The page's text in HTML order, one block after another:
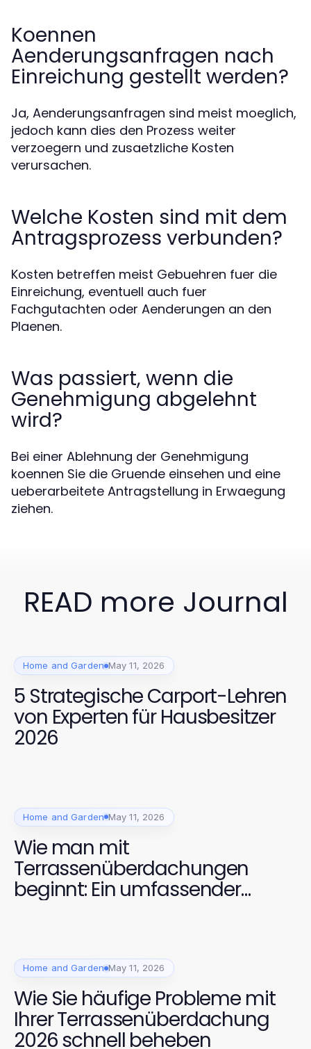
Koennen
Aenderungsanfragen nach
Einreichung gestellt werden?
Ja, Aenderungsanfragen sind meist moeglich,
jedoch kann dies den Prozess weiter
verzoegern und zusaetzliche Kosten
verursachen.
Welche Kosten sind mit dem
Antragsprozess verbunden?
Kosten betreffen meist Gebuehren fuer die
Einreichung, eventuell auch fuer
Fachgutachten oder Aenderungen an den
Plaenen.
Was passiert, wenn die
Genehmigung abgelehnt
wird?
Bei einer Ablehnung der Genehmigung
koennen Sie die Gruende einsehen und eine
ueberarbeitete Antragstellung in Erwaegung
ziehen.
READ more Journal
Home and Garden May 11, 2026
5 Strategische Carport-Lehren
von Experten für Hausbesitzer
2026
Home and Garden May 11, 2026
Wie man mit
Terrassenüberdachungen
beginnt: Ein umfassender
Home and Garden May 11, 2026
Wie Sie häufige Probleme mit
Ihrer Terrassenüberdachung
2026 schnell beheben